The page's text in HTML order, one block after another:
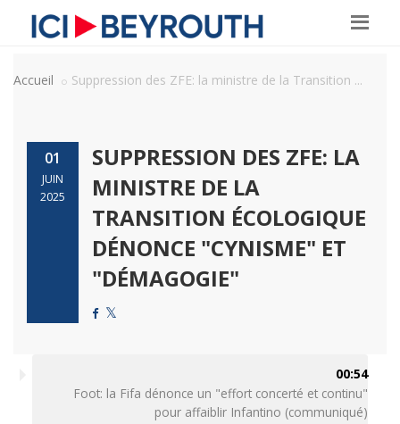
Accueil Suppression des ZFE: la ministre de la Transition ...
01
JUIN
2025
SUPPRESSION DES ZFE: LA
MINISTRE DE LA
TRANSITION ÉCOLOGIQUE
DÉNONCE "CYNISME" ET
"DÉMAGOGIE"
00:54
Foot: la Fifa dénonce un "effort concerté et continu"
pour affaiblir Infantino (communiqué)